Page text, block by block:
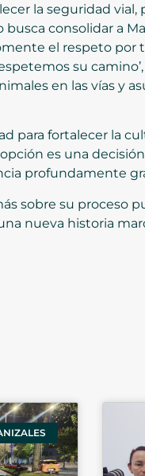
la seguridad vial,
consolidar a
el respeto por
su
en las vías y
para fortalecer la
es una
profundamente
sobre su proceso
nueva historia